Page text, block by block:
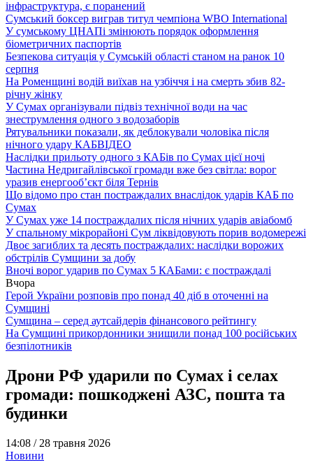
інфраструктура, є поранений
Сумський боксер виграв титул чемпіона WBO International
У сумському ЦНАПі змінюють порядок оформлення
біометричних паспортів
Безпекова ситуація у Сумській області станом на ранок 10
серпня
На Роменщині водій виїхав на узбіччя і на смерть збив 82-
річну жінку
У Сумах організували підвіз технічної води на час
знеструмлення одного з водозаборів
Рятувальники показали, як деблокували чоловіка після
нічного удару КАБВІДЕО
Наслідки прильоту одного з КАБів по Сумах цієї ночі
Частина Недригайлівської громади вже без світла: ворог
уразив енергооб’єкт біля Тернів
Що відомо про стан постраждалих внаслідок ударів КАБ по
Сумах
У Сумах уже 14 постраждалих після нічних ударів авіабомб
У спальному мікрорайоні Сум ліквідовують порив водомережі
Двоє загиблих та десять постраждалих: наслідки ворожих
обстрілів Сумщини за добу
Вночі ворог ударив по Сумах 5 КАБами: є постраждалі
Вчора
Герой України розповів про понад 40 діб в оточенні на
Сумщині
Сумщина – серед аутсайдерів фінансового рейтингу
На Сумщині прикордонники знищили понад 100 російських
безпілотників
Дрони РФ ударили по Сумах і селах
громади: пошкоджені АЗС, пошта та
будинки
14:08 / 28 травня 2026
Новини